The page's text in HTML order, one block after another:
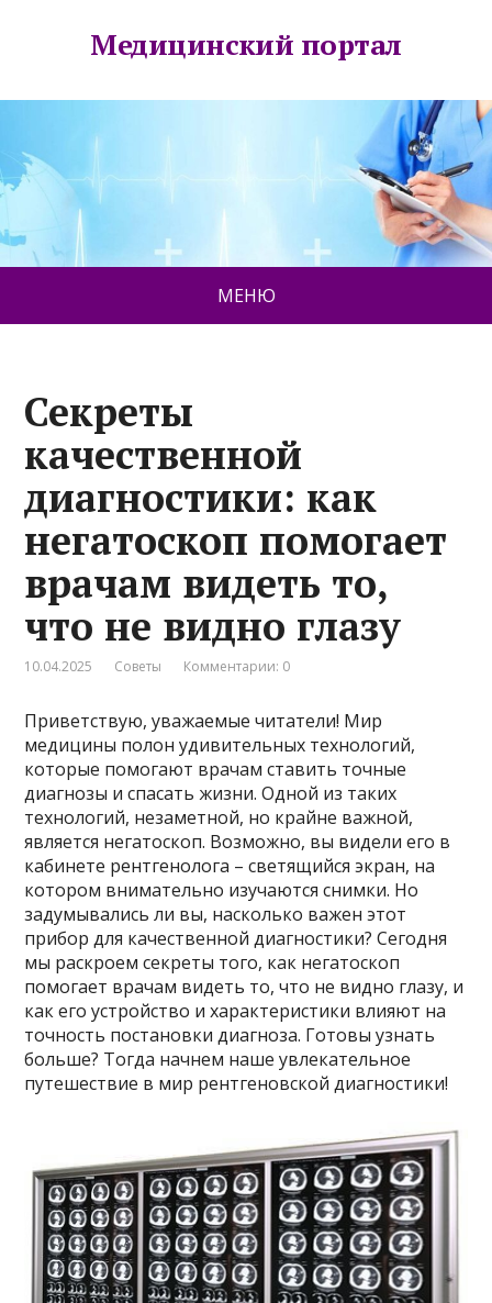
Медицинский портал
МЕНЮ
Секреты
качественной
диагностики: как
негатоскоп помогает
врачам видеть то,
что не видно глазу
10.04.2025 Советы Комментарии: 0
Приветствую, уважаемые читатели! Мир
медицины полон удивительных технологий,
которые помогают врачам ставить точные
диагнозы и спасать жизни. Одной из таких
технологий, незаметной, но крайне важной,
является негатоскоп. Возможно, вы видели его в
кабинете рентгенолога – светящийся экран, на
котором внимательно изучаются снимки. Но
задумывались ли вы, насколько важен этот
прибор для качественной диагностики? Сегодня
мы раскроем секреты того, как негатоскоп
помогает врачам видеть то, что не видно глазу, и
как его устройство и характеристики влияют на
точность постановки диагноза. Готовы узнать
больше? Тогда начнем наше увлекательное
путешествие в мир рентгеновской диагностики!